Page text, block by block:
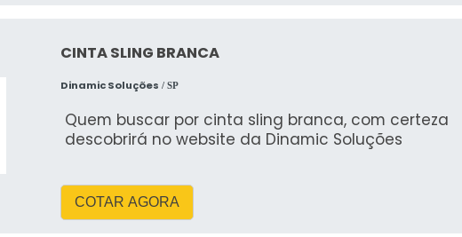
CINTA SLING BRANCA
Dinamic Soluções / SP
Quem buscar por cinta sling branca, com certeza
descobrirá no website da Dinamic Soluções
COTAR AGORA